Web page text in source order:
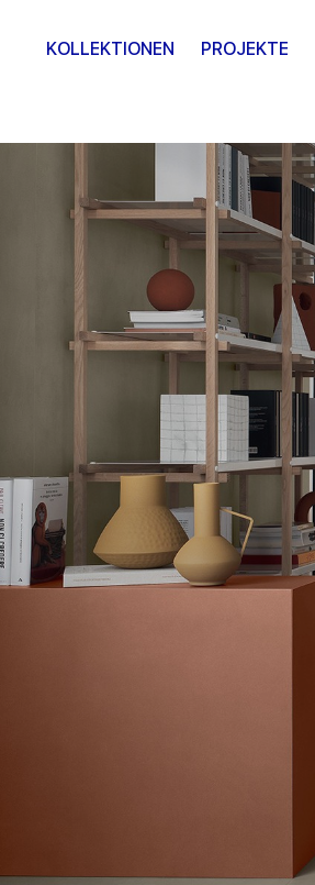
KOLLEKTIONEN PROJEKTE